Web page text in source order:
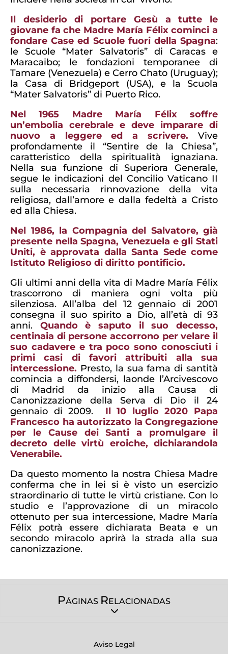
Il desiderio di portare Gesù a tutte le
giovane fa che Madre María Félix cominci a
fondare Case ed Scuole fuori della Spagna:
le Scuole “Mater Salvatoris” di Caracas e
Maracaibo; le fondazioni temporanee di
Tamare (Venezuela) e Cerro Chato (Uruguay);
la Casa di Bridgeport (USA), e la Scuola
“Mater Salvatoris” di Puerto Rico.
Nel 1965 Madre María Félix soffre
un’embolia cerebrale e deve imparare di
nuovo a leggere ed a scrivere. Vive
profondamente il “Sentire de la Chiesa”,
caratteristico della spiritualità ignaziana.
Nella sua funzione di Superiora Generale,
segue le indicazioni del Concilio Vaticano II
sulla necessaria rinnovazione della vita
religiosa, dall’amore e dalla fedeltà a Cristo
ed alla Chiesa.
Nel 1986, la Compagnia del Salvatore, già
presente nella Spagna, Venezuela e gli Stati
Uniti, è approvata dalla Santa Sede come
Istituto Religioso di diritto pontificio.
Gli ultimi anni della vita di Madre María Félix
trascorrono di maniera ogni volta più
silenziosa. All’alba del 12 gennaio di 2001
consegna il suo spirito a Dio, all’età di 93
anni. Quando è saputo il suo decesso,
centinaia di persone accorrono per velare il
suo cadavere e tra poco sono conosciuti i
primi casi di favori attribuiti alla sua
intercessione. Presto, la sua fama di santità
comincia a diffondersi, laonde l’Arcivescovo
di Madrid da inizio alla Causa di
Canonizzazione della Serva di Dio il 24
gennaio di 2009.
Il 10 luglio 2020 Papa
Francesco ha autorizzato la Congregazione
per le Cause dei Santi a promulgare il
decreto delle virtù eroiche, dichiarandola
Venerabile.
Da questo momento la nostra Chiesa Madre
conferma che in lei si è visto un esercizio
straordinario di tutte le virtù cristiane. Con lo
studio e l’approvazione di un miracolo
ottenuto per sua intercessione, Madre María
Félix potrà essere dichiarata Beata e un
secondo miracolo aprirà la strada alla sua
canonizzazione.
PÁGINAS RELACIONADAS
Aviso Legal